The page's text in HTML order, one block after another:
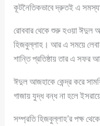
কূটনৈতিকভাবে দ্রুতই এ
রোববার থেকে শুরু হওয়া ঈদুল
হিজবুল্লাহ। আর এ সময়ে
শান্তি প্রতিষ্ঠায় তার এ সফর
ঈদুল আজহাকে কেন্দ্র করে
গাজায় যুদ্ধ বন্ধ না হলে
সম্প্রতি হিজবুল্লাহ’র পক্ষ